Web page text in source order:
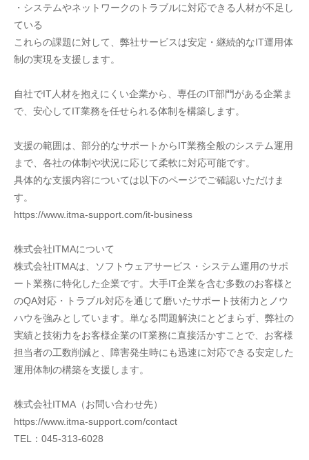
・システムやネットワークのトラブルに対応できる人材が不足し
ている
これらの課題に対して、弊社サービスは安定・継続的なIT運用体
制の実現を支援します。
自社でIT人材を抱えにくい企業から、専任のIT部門がある企業ま
で、安心してIT業務を任せられる体制を構築します。
支援の範囲は、部分的なサポートからIT業務全般のシステム運用
まで、各社の体制や状況に応じて柔軟に対応可能です。
具体的な支援内容については以下のページでご確認いただけま
す。
https://www.itma-support.com/it-business
株式会社ITMAについて
株式会社ITMAは、ソフトウェアサービス・システム運用のサポ
ート業務に特化した企業です。大手IT企業を含む多数のお客様と
のQA対応・トラブル対応を通じて磨いたサポート技術力とノウ
ハウを強みとしています。単なる問題解決にとどまらず、弊社の
実績と技術力をお客様企業のIT業務に直接活かすことで、お客様
担当者の工数削減と、障害発生時にも迅速に対応できる安定した
運用体制の構築を支援します。
株式会社ITMA（お問い合わせ先）
https://www.itma-support.com/contact
TEL：045-313-6028